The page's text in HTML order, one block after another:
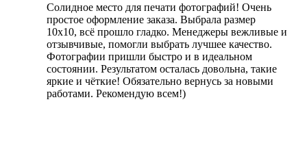
Солидное место для печати фотографий! Очень
простое оформление заказа. Выбрала размер
10х10, всё прошло гладко. Менеджеры вежливые и
отзывчивые, помогли выбрать лучшее качество.
Фотографии пришли быстро и в идеальном
состоянии. Результатом осталась довольна, такие
яркие и чёткие! Обязательно вернусь за новыми
работами. Рекомендую всем!)